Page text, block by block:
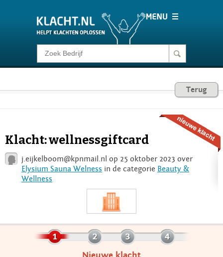
Klacht melden
Consumentenrecht
Login
Terug
Klacht: wellnessgiftcard
j.eijkelboom@kpnmail.nl op 25 oktober 2023 over
Elysium Sauna Welness in de categorie Beauty &
Wellness